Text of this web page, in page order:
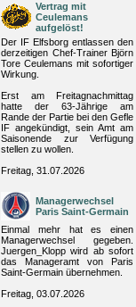
Vertrag mit
Ceulemans
aufgelöst!
Der IF Elfsborg entlassen den
derzeitigen Chef-Trainer Björn
Tore Ceulemans mit sofortiger
Wirkung.
Erst am Freitagnachmittag
hatte der 63-Jährige am
Rande der Partie bei den Gefle
IF angekündigt, sein Amt am
Saisonende zur Verfügung
stellen zu wollen.
Freitag, 31.07.2026
Managerwechsel
Paris Saint-Germain
Einmal mehr hat es einen
Managerwechsel gegeben.
Juergen_Klopp wird ab sofort
das Manageramt von Paris
Saint-Germain übernehmen.
Freitag, 03.07.2026